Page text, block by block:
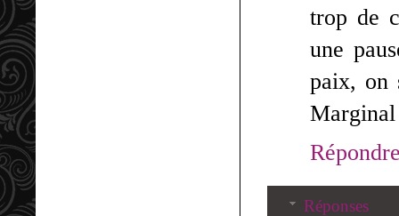
trop de
une
paix, on
Réponses